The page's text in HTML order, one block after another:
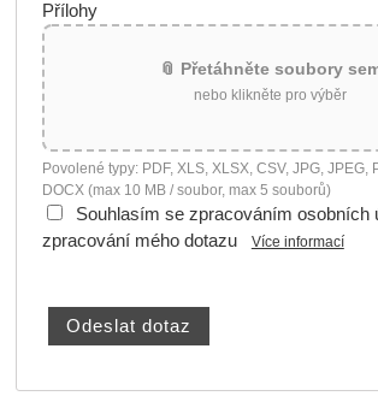
Přílohy
📎 Přetáhněte soubory
nebo klikněte pro výběr
Povolené typy: PDF, XLS, XLSX, CSV, JPG, JPEG,
DOCX (max 10 MB / soubor, max 5 souborů)
Souhlasím se zpracováním osobních
zpracování mého dotazu
Více informací